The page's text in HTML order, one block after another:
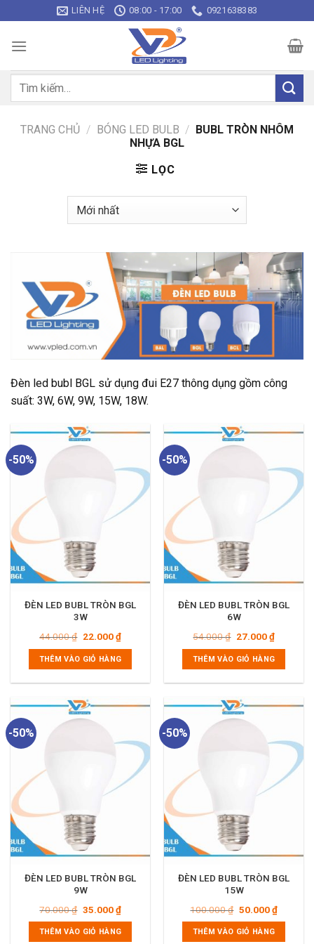
qua
nội
LIÊN HỆ 08:00 - 17:00 0921638383
Tìm
TRANG CHỦ / BÓNG LED BULB / BUBL TRÒN NHÔM
NHỰA BGL
LỌC
Đèn led bubl BGL sử dụng đui E27 thông dụng gồm công
suất: 3W, 6W, 9W, 15W, 18W.
-50%
ĐÈN LED BUBL TRÒN BGL
3W
44.000₫ Giá
là:
44.000 ₫.
22.000₫Giá
hiện
tại
là:
22.000 ₫.
THÊM VÀO GIỎ HÀNG
-50%
ĐÈN LED BUBL TRÒN BGL
6W
54.000₫ Giá
là:
54.000 ₫.
27.000₫Giá
hiện
tại
là:
27.000 ₫.
THÊM VÀO GIỎ HÀNG
-50%
ĐÈN LED BUBL TRÒN BGL
9W
70.000₫ Giá
là:
70.000 ₫.
35.000₫Giá
hiện
tại
là:
THÊM VÀO GIỎ HÀNG
-50%
ĐÈN LED BUBL TRÒN BGL
15W
100.000₫ Giá
là:
100.000 ₫.
50.000₫Giá
hiện
THÊM VÀO GIỎ HÀNG